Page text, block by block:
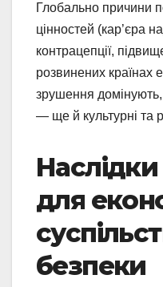
Глобально причини
цінностей (кар’єра
контрацепції,
розвинених країнах
зрушення домінують,
— ще й культурні та
Наслідки
для
безпеки